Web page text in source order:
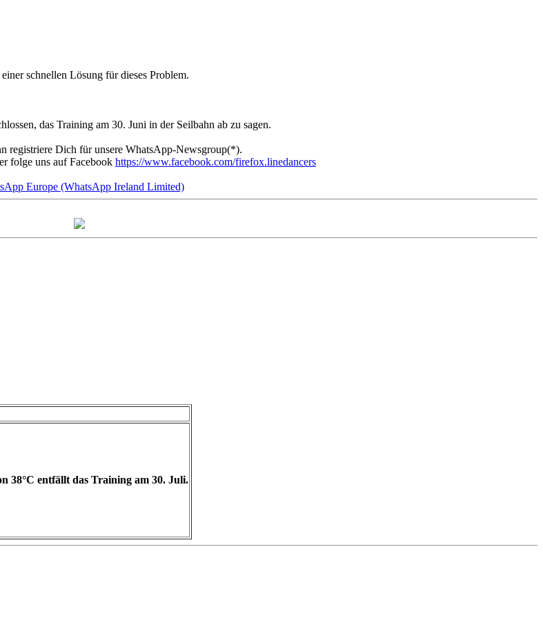
schnellen Lösung für dieses Problem.
das Training am 30. Juni in der Seilbahn ab zu sagen.
registriere Dich für unsere WhatsApp-Newsgroup(*).
folge uns auf Facebook https://www.facebook.com/firefox.linedancers
Europe (WhatsApp Ireland Limited)
38°C entfällt das Training am 30. Juli.